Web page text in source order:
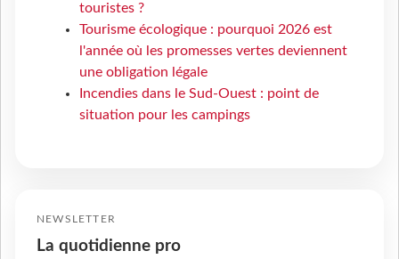
touristes ?
Tourisme écologique : pourquoi 2026 est
l'année où les promesses vertes deviennent
une obligation légale
Incendies dans le Sud-Ouest : point de
situation pour les campings
NEWSLETTER
La quotidienne pro